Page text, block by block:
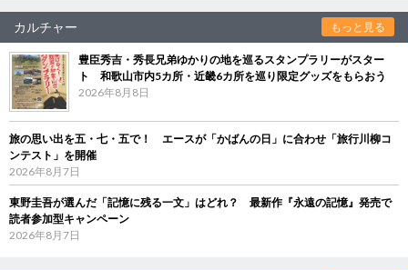
カルチャー もっと見る
豊臣秀吉・秀長兄弟ゆかりの地を巡るスタンプラリーがスター
ト 和歌山市内5カ所・近畿6カ所を巡り限定グッズをもらおう
2026年8月8日
旅の思い出を五・七・五で！ エースが「かばんの日」に合わせ「旅行川柳コ
ンテスト」を開催
2026年8月7日
東野圭吾が選んだ「記憶に残る一文」はどれ？ 最新作『永遠の記憶』発売で
読者参加型キャンペーン
2026年8月7日